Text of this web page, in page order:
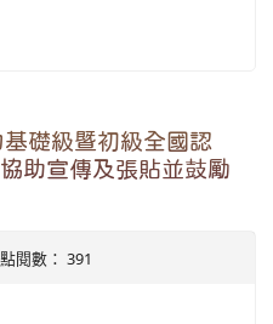
礎級暨初級全國認
助宣傳及張貼並鼓勵
閱數： 391